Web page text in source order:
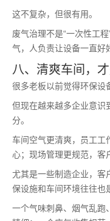
这不复杂，但很有用。
废气治理不是“一次性工
气，人负责让设备一直好
八、清爽车间，
很多老板以前觉得环保设
但现在越来越多企业意识
分。
车间空气更清爽，员工工
心；现场管理更规范，客
尤其是一些制造企业，客
保设施和车间环境往往也
一个气味刺鼻、烟气乱跑